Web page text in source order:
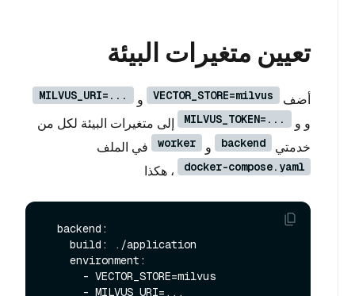
تعيين متغيرات البيئة
أضف VECTOR_STORE=milvus و MILVUS_URI=...
و و MILVUS_TOKEN=...
إلى متغيرات البيئة لكل من
خدمتي
backend و worker في الملف
docker-compose.yaml ، هكذا